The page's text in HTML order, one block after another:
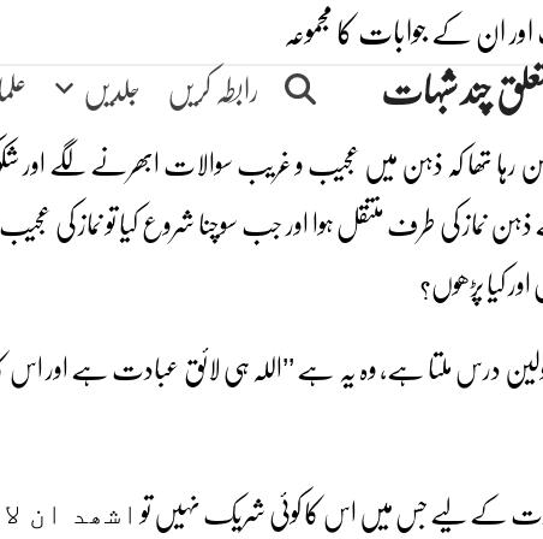
ان کے جوابات کا مجموعہ
جلدیں رابطہ کریں چند شبہات
تھا کہ ذہن میں عجیب و غریب سوالات ابھرنے لگے اور
نماز کی طرف منتقل ہوا اور جب سوچنا شروع کیا تو نماز کی
کیا پڑھوں؟
درس ملتا ہے، وہ یہ ہے ’’اللہ ہی لائق عبادت ہے اور
اشھد ان